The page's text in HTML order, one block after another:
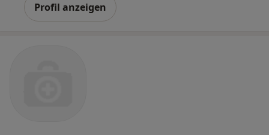
Profil anzeigen